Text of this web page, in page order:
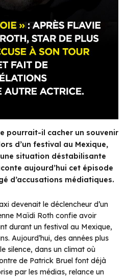
pourrait-il cacher un souvenir
d’un festival au Mexique,
situation déstabilisante
aujourd’hui cet épisode
d’accusations médiatiques.
devenait le déclencheur d’un
Maïdi Roth confie avoir
durant un festival au Mexique,
Aujourd’hui, des années plus
silence, dans un climat où
de Patrick Bruel font déjà
par les médias, relance un